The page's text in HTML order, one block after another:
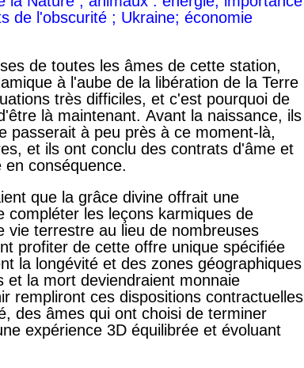
de l'obscurité ; Ukraine; économie
de toutes les âmes de cette station,
à l'aube de la libération de la Terre
très difficiles, et c'est pourquoi de
là maintenant. Avant la naissance, ils
passerait à peu près à ce moment-là,
et ils ont conclu des contrats d'âme et
conséquence.
que la grâce divine offrait une
compléter les leçons karmiques de
vie terrestre au lieu de nombreuses
profiter de cette offre unique spécifiée
la longévité et des zones géographiques
et la mort deviendraient monnaie
rempliront ces dispositions contractuelles
des âmes qui ont choisi de terminer
expérience 3D équilibrée et évoluant